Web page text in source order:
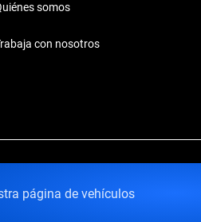
página de vehículos
somos
con nosotros
Estado de México, México, C.P.